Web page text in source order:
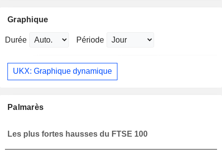
Graphique
Durée Période
UKX: Graphique dynamique
Palmarès
Les plus fortes hausses du FTSE 100